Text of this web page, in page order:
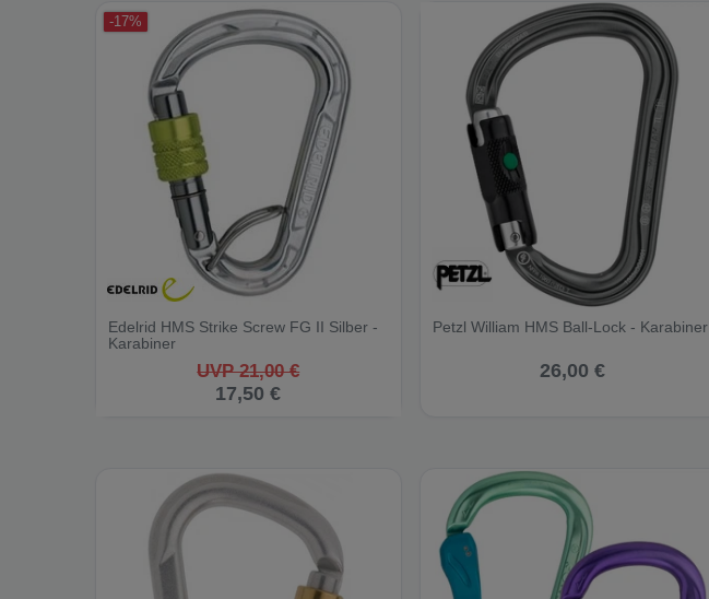
-17%
Edelrid HMS Strike Screw FG II Silber -
Karabiner
UVP 21,00 €
17,50 €
Petzl William HMS Ball-Lock - Karabiner
26,00 €